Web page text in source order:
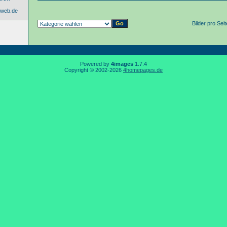
Bilder pro
Powered by 4images 1.7.4
Copyright © 2002-2026 4homepages.de